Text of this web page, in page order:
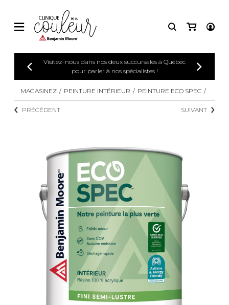
Visitez-nous dans nos deux succursales à Québec
pour parler à nos spécialistes !
MAGASINEZ PEINTURE INTÉRIEUR PEINTURE ECO SPEC
PRÉCÉDENT SUIVANT